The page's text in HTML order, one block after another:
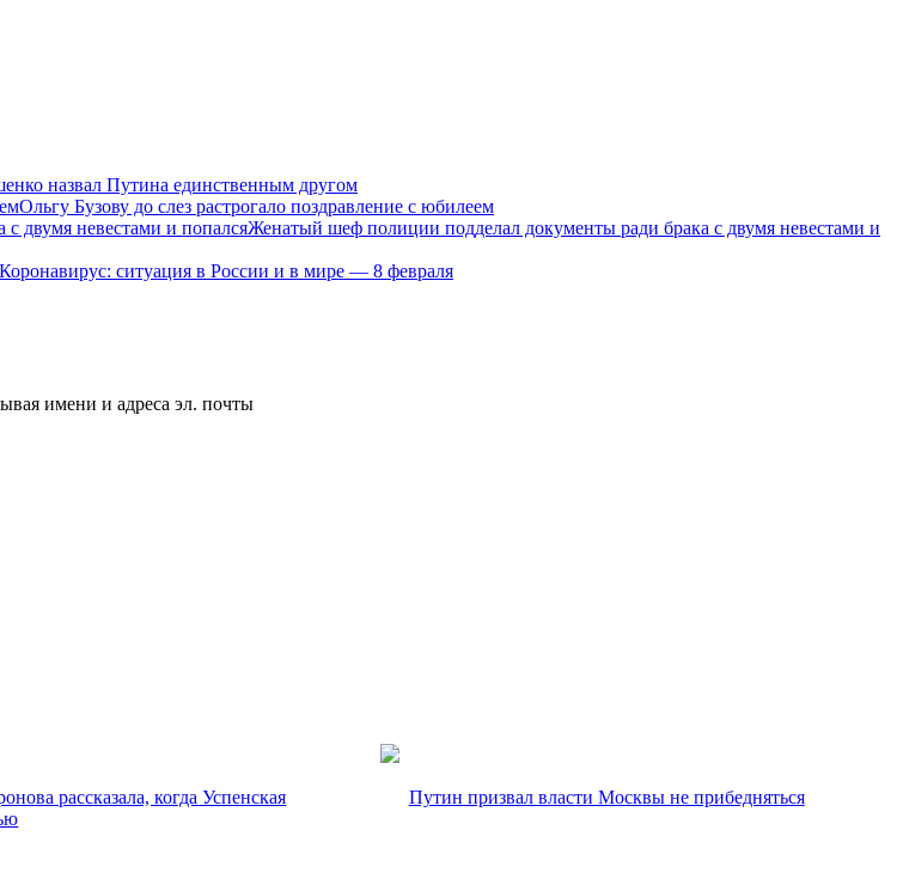
назвал Путина единственным другом
Ольгу Бузову до слез растрогало поздравление с юбилеем
Женатый шеф полиции подделал документы ради брака с двумя невестами и
Коронавирус: ситуация в России и в мире — 8 февраля
имени и адреса эл. почты
рассказала, когда Успенская
Путин призвал власти Москвы не прибедняться